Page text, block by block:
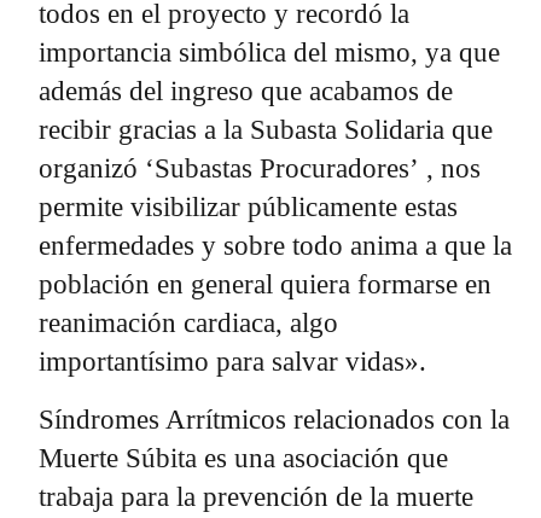
todos en el proyecto y recordó la
importancia simbólica del mismo, ya que
además del ingreso que acabamos de
recibir gracias a la Subasta Solidaria que
organizó ‘Subastas Procuradores’ , nos
permite visibilizar públicamente estas
enfermedades y sobre todo anima a que la
población en general quiera formarse en
reanimación cardiaca, algo
importantísimo para salvar vidas».
Síndromes Arrítmicos relacionados con la
Muerte Súbita es una asociación que
trabaja para la prevención de la muerte